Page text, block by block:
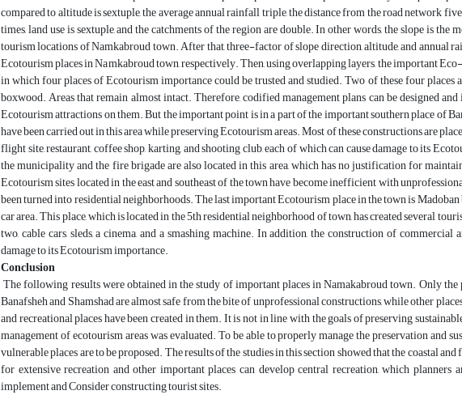
compared to altitude is sextuple, the average annual rainfall triple, the distance from the road network
times, land use is sextuple, and the catchments of the region are double. In other words, the slope is
tourism locations of Namkabroud town. After that, three-factor of slope direction, altitude, and annual
Ecotourism places in Namkabroud town, respectively. Then, using overlapping layers, the important
in which four places of Ecotourism importance could be trusted and studied. Two of these four places
boxwood. Areas that remain almost intact. Therefore, codified management plans can be designed
Ecotourism attractions on them. But the important point is in a part of the important southern place of
have been carried out in this area while preserving Ecotourism areas. Most of these constructions are
flight site, restaurant, coffee shop, karting, and shooting club, each of which can cause damage to its
the municipality and the fire brigade are also located in this area, which has no justification for
Ecotourism sites located in the east and southeast of the town have become inefficient with
been turned into residential neighborhoods. The last important Ecotourism place in the town is Madoban
car area. This place, which is located in the 5th residential neighborhood of town, has created several
two, cable cars, sleds, a cinema, and a smashing machine. In addition, the construction of commercial
damage to its Ecotourism importance.
Conclusion
The following results were obtained in the study of important places in Namakabroud town. Only the
Banafsheh and Shamshad are almost safe from the bite of unprofessional constructions, while other
and recreational places have been created in them. It is not in line with the goals of preserving
management of ecotourism areas was evaluated. To be able to properly manage the preservation
vulnerable places are to be proposed. The results of the studies in this section showed that the coastal
for extensive recreation and other important places can develop central recreation, which planners
implement and Consider constructing tourist sites.